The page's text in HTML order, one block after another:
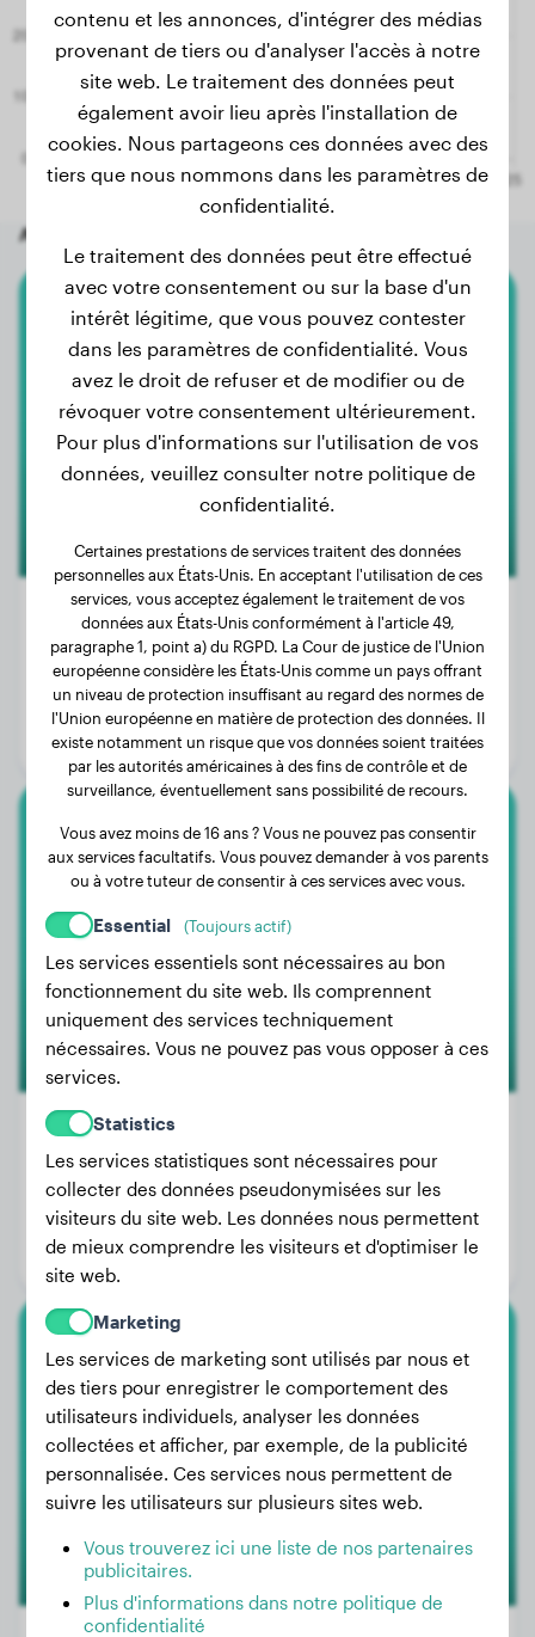
Autres chiens aléatoires
Cocker Spaniel
Lotte
Poids:
12 kg
Âge:
4 ans, 6 mois
Genre:
Femelle
Flat-Coated Retriever
Poids:
Âge:
4 ans, 5 mois
Genre:
Femelle
Papillon
Dárek
1
contenu et les annonces, d'intégrer des médias
provenant de tiers ou d'analyser l'accès à notre
site web. Le traitement des données peut
également avoir lieu après l'installation de
cookies. Nous partageons ces données avec des
tiers que nous nommons dans les paramètres de
confidentialité.
Le traitement des données peut être effectué
avec votre consentement ou sur la base d'un
intérêt légitime, que vous pouvez contester
dans les paramètres de confidentialité. Vous
avez le droit de refuser et de modifier ou de
révoquer votre consentement ultérieurement.
Pour plus d'informations sur l'utilisation de vos
données, veuillez consulter notre politique de
confidentialité.
Certaines prestations de services traitent des données
personnelles aux États-Unis. En acceptant l'utilisation de ces
services, vous acceptez également le traitement de vos
données aux États-Unis conformément à l'article 49,
paragraphe 1, point a) du RGPD. La Cour de justice de l'Union
européenne considère les États-Unis comme un pays offrant
un niveau de protection insuffisant au regard des normes de
l'Union européenne en matière de protection des données. Il
existe notamment un risque que vos données soient traitées
par les autorités américaines à des fins de contrôle et de
surveillance, éventuellement sans possibilité de recours.
Vous avez moins de 16 ans ? Vous ne pouvez pas consentir
aux services facultatifs. Vous pouvez demander à vos parents
ou à votre tuteur de consentir à ces services avec vous.
Essential (Toujours actif)
Les services essentiels sont nécessaires au bon
fonctionnement du site web. Ils comprennent
uniquement des services techniquement
nécessaires. Vous ne pouvez pas vous opposer à ces
services.
Statistics
Les services statistiques sont nécessaires pour
collecter des données pseudonymisées sur les
visiteurs du site web. Les données nous permettent
de mieux comprendre les visiteurs et d'optimiser le
site web.
Marketing
Les services de marketing sont utilisés par nous et
des tiers pour enregistrer le comportement des
utilisateurs individuels, analyser les données
collectées et afficher, par exemple, de la publicité
personnalisée. Ces services nous permettent de
suivre les utilisateurs sur plusieurs sites web.
Vous trouverez ici une liste de nos partenaires
publicitaires.
Plus d'informations dans notre politique de
confidentialité